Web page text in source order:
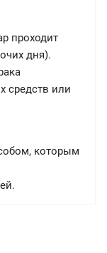
проходит
дня).
средств или
которым